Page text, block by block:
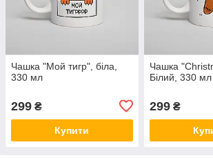
Чашка "Мой тигр", біла,
330 мл
299 ₴
Купити
Чашка
Білий, 330 мл
299₴